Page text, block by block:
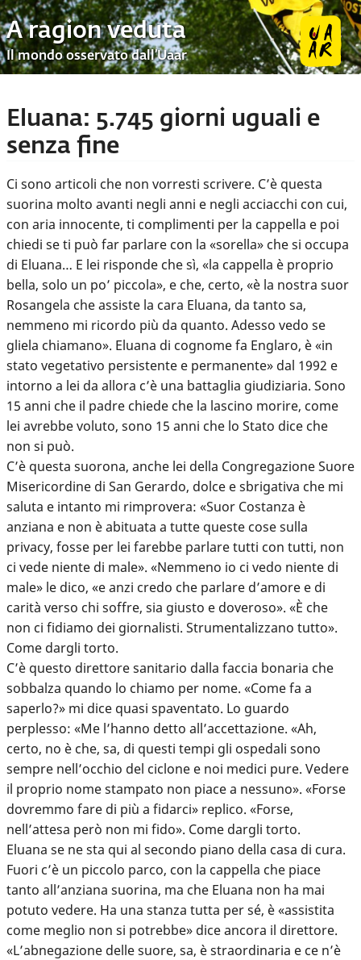
A ragion veduta
Il mondo osservato dall’Uaar
Eluana: 5.745 giorni uguali e
senza fine
Ci sono articoli che non vorresti scrivere. C’è questa
suorina molto avanti negli anni e negli acciacchi con cui,
con aria innocente, ti complimenti per la cappella e poi
chiedi se ti può far parlare con la «sorella» che si occupa
di Eluana… E lei risponde che sì, «la cappella è proprio
bella, solo un po’ piccola», e che, certo, «è la nostra suor
Rosangela che assiste la cara Eluana, da tanto sa,
nemmeno mi ricordo più da quanto. Adesso vedo se
gliela chiamano». Eluana di cognome fa Englaro, è «in
stato vegetativo persistente e permanente» dal 1992 e
intorno a lei da allora c’è una battaglia giudiziaria. Sono
15 anni che il padre chiede che la lascino morire, come
lei avrebbe voluto, sono 15 anni che lo Stato dice che
non si può.
C’è questa suorona, anche lei della Congregazione Suore
Misericordine di San Gerardo, dolce e sbrigativa che mi
saluta e intanto mi rimprovera: «Suor Costanza è
anziana e non è abituata a tutte queste cose sulla
privacy, fosse per lei farebbe parlare tutti con tutti, non
ci vede niente di male». «Nemmeno io ci vedo niente di
male» le dico, «e anzi credo che parlare d’amore e di
carità verso chi soffre, sia giusto e doveroso». «È che
non ci fidiamo dei giornalisti. Strumentalizzano tutto».
Come dargli torto.
C’è questo direttore sanitario dalla faccia bonaria che
sobbalza quando lo chiamo per nome. «Come fa a
saperlo?» mi dice quasi spaventato. Lo guardo
perplesso: «Me l’hanno detto all’accettazione. «Ah,
certo, no è che, sa, di questi tempi gli ospedali sono
sempre nell’occhio del ciclone e noi medici pure. Vedere
il proprio nome stampato non piace a nessuno». «Forse
dovremmo fare di più a fidarci» replico. «Forse,
nell’attesa però non mi fido». Come dargli torto.
Eluana se ne sta qui al secondo piano della casa di cura.
Fuori c’è un piccolo parco, con la cappella che piace
tanto all’anziana suorina, ma che Eluana non ha mai
potuto vedere. Ha una stanza tutta per sé, è «assistita
come meglio non si potrebbe» dice ancora il direttore.
«L’abnegazione delle suore, sa, è straordinaria e ce n’è